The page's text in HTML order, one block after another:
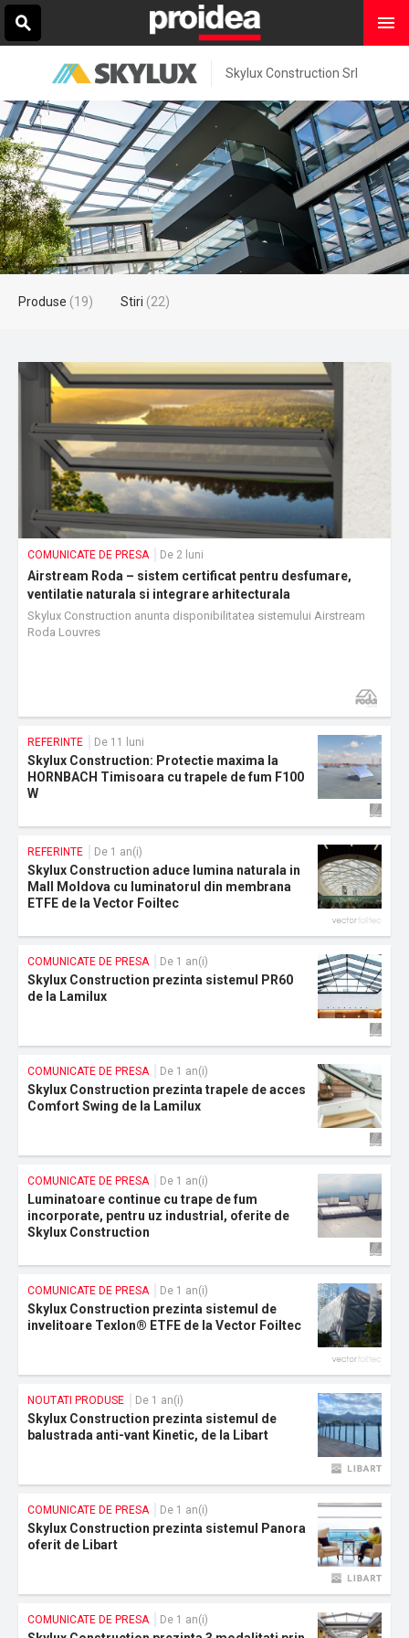
Skylux Construction Srl
Produse (19) Stiri (22)
COMUNICATE DE PRESA De 2 luni
Airstream Roda – sistem certificat pentru desfumare,
ventilatie naturala si integrare arhitecturala
Skylux Construction anunta disponibilitatea sistemului Airstream
Roda Louvres
REFERINTE De 11 luni
Skylux Construction: Protectie maxima la
HORNBACH Timisoara cu trapele de fum F100
W
REFERINTE De 1 an(i)
Skylux Construction aduce lumina naturala in
Mall Moldova cu luminatorul din membrana
ETFE de la Vector Foiltec
COMUNICATE DE PRESA De 1 an(i)
Skylux Construction prezinta sistemul PR60
de la Lamilux
COMUNICATE DE PRESA De 1 an(i)
Skylux Construction prezinta trapele de acces
Comfort Swing de la Lamilux
COMUNICATE DE PRESA De 1 an(i)
Luminatoare continue cu trape de fum
incorporate, pentru uz industrial, oferite de
Skylux Construction
COMUNICATE DE PRESA De 1 an(i)
Skylux Construction prezinta sistemul de
invelitoare Texlon® ETFE de la Vector Foiltec
NOUTATI PRODUSE De 1 an(i)
Skylux Construction prezinta sistemul de
balustrada anti-vant Kinetic, de la Libart
COMUNICATE DE PRESA De 1 an(i)
Skylux Construction prezinta sistemul Panora
oferit de Libart
COMUNICATE DE PRESA De 1 an(i)